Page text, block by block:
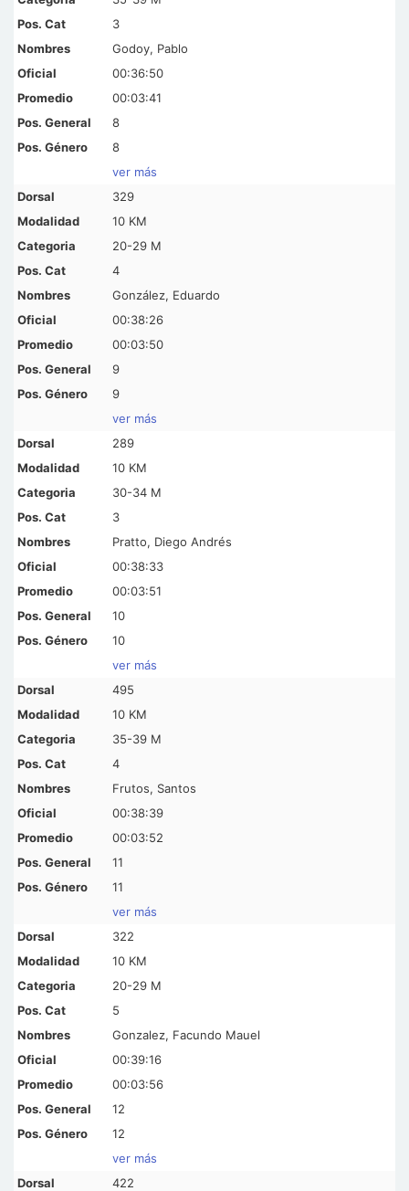
3
Godoy, Pablo
00:36:50
00:03:41
8
8
ver más
329
10 KM
20-29 M
4
González, Eduardo
00:38:26
00:03:50
9
9
ver más
289
10 KM
30-34 M
3
Pratto, Diego Andrés
00:38:33
00:03:51
10
10
ver más
495
10 KM
35-39 M
4
Frutos, Santos
00:38:39
00:03:52
11
11
ver más
322
10 KM
20-29 M
5
Gonzalez, Facundo Mauel
00:39:16
00:03:56
12
12
ver más
422